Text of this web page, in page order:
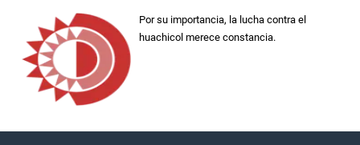
Por su importancia, la lucha contra el
huachicol merece constancia.